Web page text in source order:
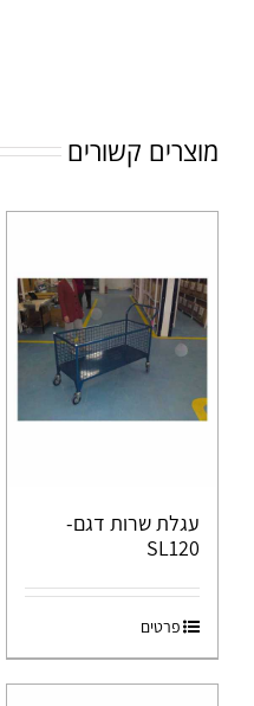
מוצרים קשורים
עגלת שרות דגם-
SL120
פרטים